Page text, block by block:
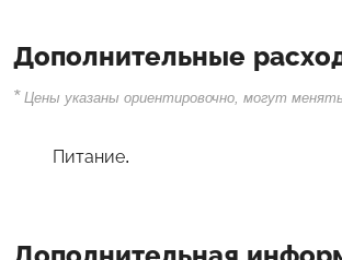
Дополнительные
* Цены указаны ориентировочно, могут
Питание.